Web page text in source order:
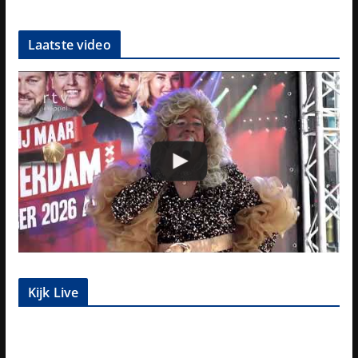
Laatste video
Kijk Live